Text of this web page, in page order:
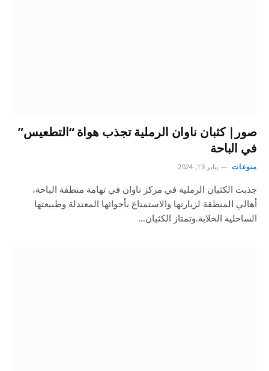
صور| كثبان ناوان الرملية تجذب هواة “التطعيس”
في الباحة
منوعات يناير 13, 2024
جذبت الكثبان الرملية في مركز ناوان في تهامة منطقة الباحة،
أهالي المنطقة لزيارتها والاستمتاع بأجوائها المعتدلة وطبيعتها
الساحلية الخلابة.وتمتاز الكثبان…